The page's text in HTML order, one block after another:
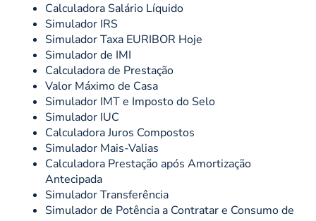
Calculadora Salário Líquido
Simulador IRS
Simulador Taxa EURIBOR Hoje
Simulador de IMI
Calculadora de Prestação
Valor Máximo de Casa
Simulador IMT e Imposto do Selo
Simulador IUC
Calculadora Juros Compostos
Simulador Mais-Valias
Calculadora Prestação após Amortização
Antecipada
Simulador Transferência
Simulador de Potência a Contratar e Consumo de